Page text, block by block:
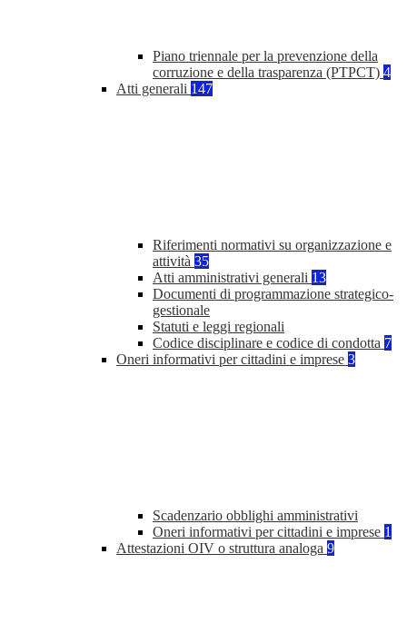
Piano triennale per la prevenzione della
corruzione e della trasparenza (PTPCT) 4
Atti generali 147
Riferimenti normativi su organizzazione e
attività 35
Atti amministrativi generali 13
Documenti di programmazione strategico-
gestionale
Statuti e leggi regionali
Codice disciplinare e codice di condotta 7
Oneri informativi per cittadini e imprese 3
Scadenzario obblighi amministrativi
Oneri informativi per cittadini e imprese 1
Attestazioni OIV o struttura analoga 9